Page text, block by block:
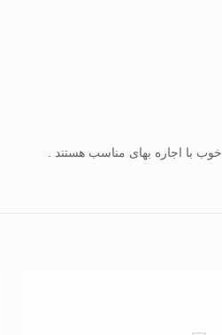
با اجاره بهای مناسب هستند .